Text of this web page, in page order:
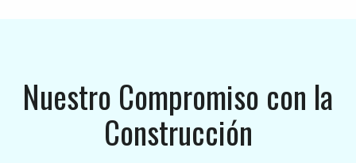
Nuestro Compromiso con la
Construcción